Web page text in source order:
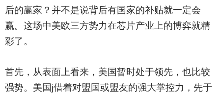
后的赢家？并不是说背后有国家的补贴就一定会
赢。这场中美欧三方势力在芯片产业上的博弈就精
彩了。
首先，从表面上看来，美国暂时处于领先，也比较
强势。美国j借着对盟国或盟友的强大掌控力，先于